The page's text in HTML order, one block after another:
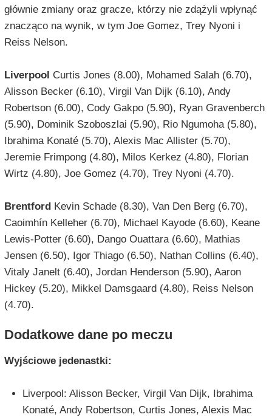
głównie zmiany oraz gracze, którzy nie zdążyli wpłynąć
znacząco na wynik, w tym Joe Gomez, Trey Nyoni i
Reiss Nelson.
Liverpool Curtis Jones (8.00), Mohamed Salah (6.70),
Alisson Becker (6.10), Virgil Van Dijk (6.10), Andy
Robertson (6.00), Cody Gakpo (5.90), Ryan Gravenberch
(5.90), Dominik Szoboszlai (5.90), Rio Ngumoha (5.80),
Ibrahima Konaté (5.70), Alexis Mac Allister (5.70),
Jeremie Frimpong (4.80), Milos Kerkez (4.80), Florian
Wirtz (4.80), Joe Gomez (4.70), Trey Nyoni (4.70).
Brentford Kevin Schade (8.30), Van Den Berg (6.70),
Caoimhín Kelleher (6.70), Michael Kayode (6.60), Keane
Lewis-Potter (6.60), Dango Ouattara (6.60), Mathias
Jensen (6.50), Igor Thiago (6.50), Nathan Collins (6.40),
Vitaly Janelt (6.40), Jordan Henderson (5.90), Aaron
Hickey (5.20), Mikkel Damsgaard (4.80), Reiss Nelson
(4.70).
Dodatkowe dane po meczu
Wyjściowe jedenastki:
Liverpool: Alisson Becker, Virgil Van Dijk, Ibrahima
Konaté, Andy Robertson, Curtis Jones, Alexis Mac